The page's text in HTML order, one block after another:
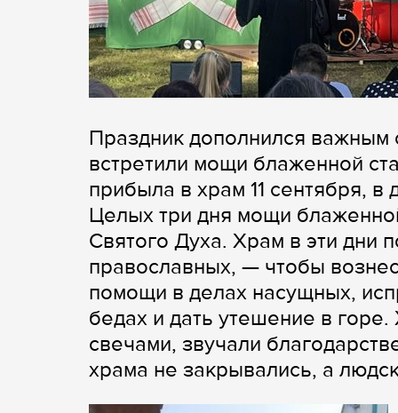
Праздник дополнился
встретили мощи блаженной
прибыла в храм 11 сентября,
Целых три дня мощи
Святого Духа. Храм в эти дни
православных, — чтобы
помощи в делах насущных,
бедах и дать утешение в
свечами, звучали
храма не закрывались, а